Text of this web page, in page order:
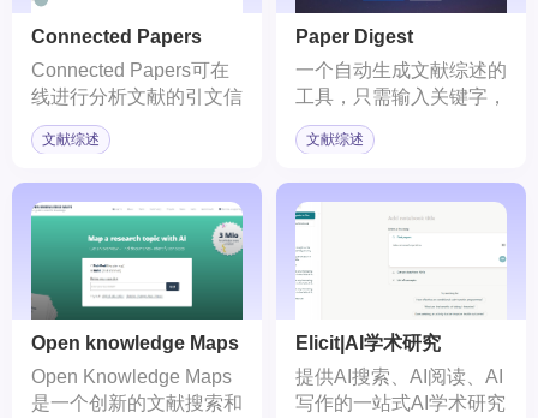
Connected Papers
Connected Papers可在
线进行分析文献的引文信
息，轻松了解某一篇文献
的引用和被引用关联，分
便我们快速对一篇文献或
者某一个领域进行调研，
并自动将调研的情况以关
联图的形式可视化呈现给
用户！
文献综述
Paper Digest
一个自动生成文献综述的
工具，只需输入关键字，
该网站则会自动搜索相关
文献，并提炼文献的关键
文献综述
Open knowledge Maps
Open Knowledge Maps
是一个创新的文献搜索和
Elicit|AI学术研究
提供AI搜索、AI阅读、AI
写作的一站式AI学术研究